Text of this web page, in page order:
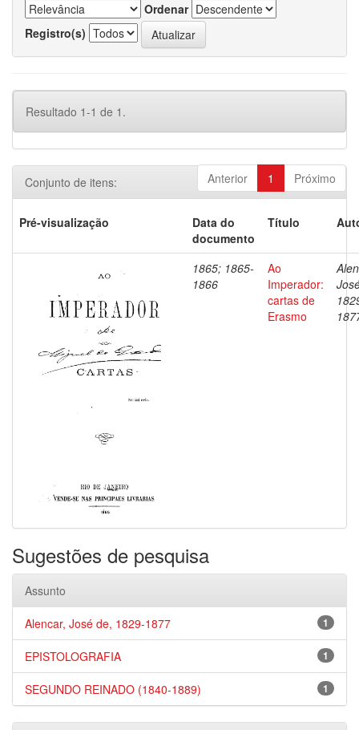
Ordenar
Registro(s)
Resultado 1-1 de 1.
Anterior 1 Próximo
Conjunto de itens:
Pré-visualização
Data do
documento
Título
1865; 1865-
1866
Ao
Imperador:
cartas de
Erasmo
Sugestões de pesquisa
Assunto
1
Alencar, José de, 1829-1877
1
EPISTOLOGRAFIA
1
SEGUNDO REINADO (1840-1889)